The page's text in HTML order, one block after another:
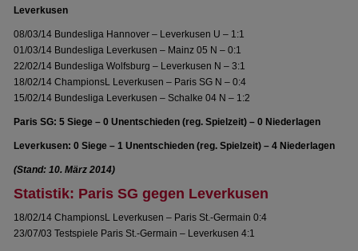
Leverkusen
08/03/14 Bundesliga Hannover – Leverkusen U – 1:1
01/03/14 Bundesliga Leverkusen – Mainz 05 N – 0:1
22/02/14 Bundesliga Wolfsburg – Leverkusen N – 3:1
18/02/14 ChampionsL Leverkusen – Paris SG N – 0:4
15/02/14 Bundesliga Leverkusen – Schalke 04 N – 1:2
Paris SG: 5 Siege – 0 Unentschieden (reg. Spielzeit) – 0 Niederlagen
Leverkusen: 0 Siege – 1 Unentschieden (reg. Spielzeit) – 4 Niederlagen
(Stand: 10. März 2014)
Statistik: Paris SG gegen Leverkusen
18/02/14 ChampionsL Leverkusen – Paris St.-Germain 0:4
23/07/03 Testspiele Paris St.-Germain – Leverkusen 4:1